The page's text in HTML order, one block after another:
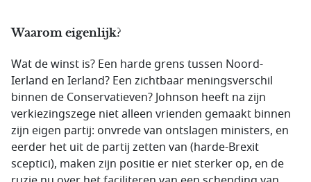
Waarom eigenlijk?
Wat de winst is? Een harde grens tussen Noord-
Ierland en Ierland? Een zichtbaar meningsverschil
binnen de Conservatieven? Johnson heeft na zijn
verkiezingszege niet alleen vrienden gemaakt binnen
zijn eigen partij: onvrede van ontslagen ministers, en
eerder het uit de partij zetten van (harde-Brexit
sceptici), maken zijn positie er niet sterker op, en de